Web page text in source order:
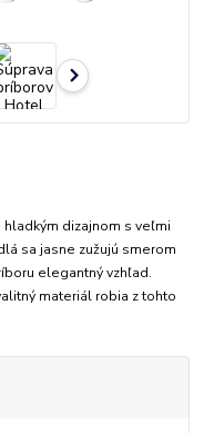
dizajnom s veľmi
sa jasne zužujú smerom
elegantný vzhľad.
materiál robia z tohto